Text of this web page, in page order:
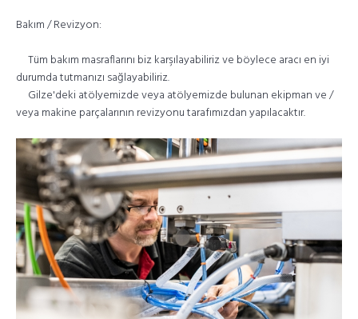
Bakım / Revizyon:
Tüm bakım masraflarını biz karşılayabiliriz ve böylece aracı en iyi
durumda tutmanızı sağlayabiliriz.
Gilze'deki atölyemizde veya atölyemizde bulunan ekipman ve /
veya makine parçalarının revizyonu tarafımızdan yapılacaktır.